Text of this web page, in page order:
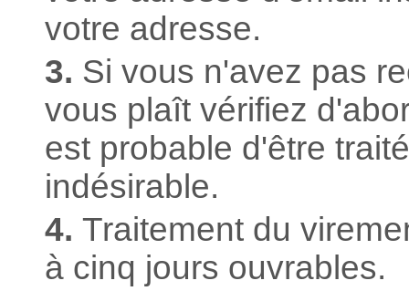
votre adresse.
3. Si vous n'avez pas
vous plaît vérifiez
est probable d'être
indésirable.
4. Traitement du
à cinq jours ouvrables.